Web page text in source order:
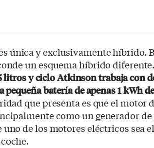
única y exclusivamente híbrido.
un esquema híbrido
litros y ciclo Atkinson trabaja con
batería de apenas 1 kWh
que presenta es que el motor
como un generador de
uno de los motores eléctricos sea el